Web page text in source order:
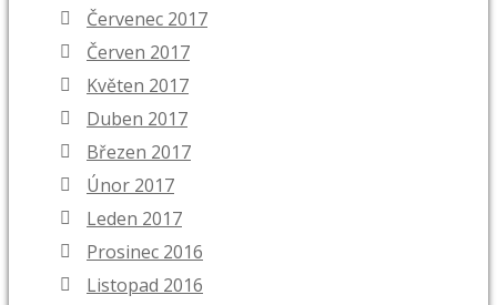
Červenec 2017
Červen 2017
Květen 2017
Duben 2017
Březen 2017
Únor 2017
Leden 2017
Prosinec 2016
Listopad 2016